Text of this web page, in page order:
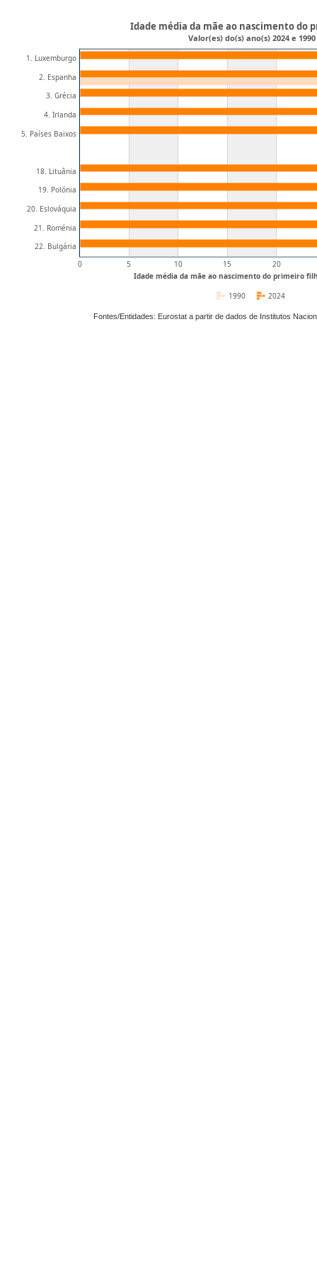
Idade média da mãe ao nascimento do primeiro
0 5 10 15 20
1. Luxemburgo
2. Espanha
3. Grécia
4. Irlanda
5. Países Baixos
18. Lituânia
19. Polónia
20. Eslováquia
21. Roménia
22. Bulgária
Idade média da mãe ao nascimento do
Valor(es) do(s) ano(s) 2024 e 1990
2024
1990
Fontes/Entidades: Eurostat a partir de dados de Institutos